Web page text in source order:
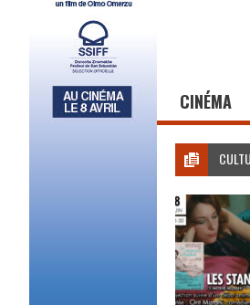
CINÉMA